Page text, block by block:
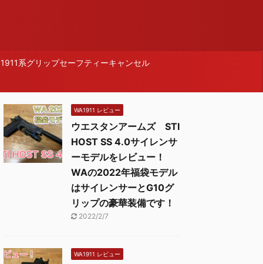
1911系グリップセーフティーキャンセル
WA1911 レビュー
ウエスタンアームズ STI
HOST SS 4.0サイレンサ
ーモデルをレビュー！
WAの2022年福袋モデル
はサイレンサーとG10グ
リップの豪華装備です！
2022/2/7
WA1911 レビュー